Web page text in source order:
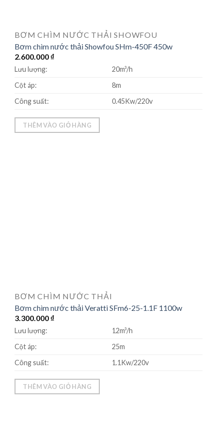
BƠM CHÌM NƯỚC THẢI SHOWFOU
Bơm chìm nước thải Showfou SHm-450F 450w
2.600.000 ₫
Lưu lượng:
20m³/h
Cột áp:
8m
Công suất:
0.45Kw/220v
THÊM VÀO GIỎ HÀNG
BƠM CHÌM NƯỚC THẢI
Bơm chìm nước thải Veratti SFm6-25-1.1F 1100w
3.300.000 ₫
Lưu lượng:
12m³/h
Cột áp:
25m
Công suất:
1.1Kw/220v
THÊM VÀO GIỎ HÀNG